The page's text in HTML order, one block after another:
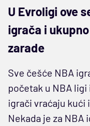
U Evroligi ove
igrača i
zarade
Sve češće NBA
početak u NBA
igrači vraćaju kući
Nekada je za NBA